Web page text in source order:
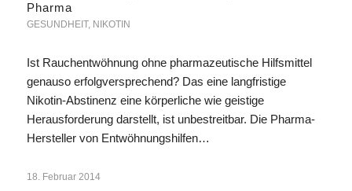
Pharma
GESUNDHEIT, NIKOTIN
Ist Rauchentwöhnung ohne pharmazeutische Hilfsmittel
genauso erfolgversprechend? Das eine langfristige
Nikotin-Abstinenz eine körperliche wie geistige
Herausforderung darstellt, ist unbestreitbar. Die Pharma-
Hersteller von Entwöhnungshilfen…
18. Februar 2014